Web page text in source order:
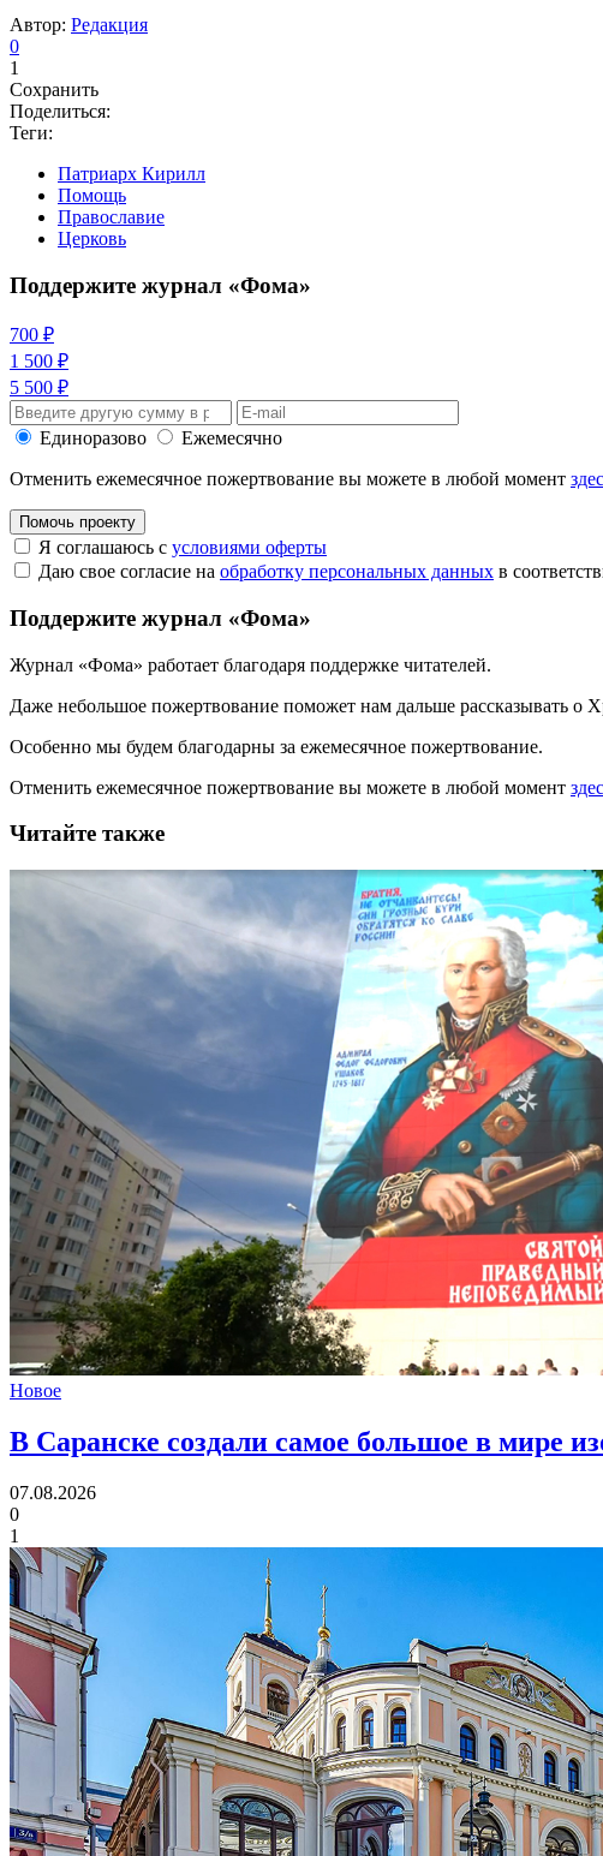
Автор: Редакция
0
1
Сохранить
Поделиться:
Теги:
Патриарх Кирилл
Помощь
Православие
Церковь
Поддержите журнал «Фома»
700 ₽
1 500 ₽
5 500 ₽
Единоразово
Ежемесячно
Отменить ежемесячное пожертвование вы можете в любой момент
Помочь проекту
Я соглашаюсь с условиями оферты
Даю свое согласие на обработку персональных данных в
Поддержите журнал «Фома»
Журнал «Фома» работает благодаря поддержке читателей.
Даже небольшое пожертвование поможет нам дальше рассказывать о
Особенно мы будем благодарны за ежемесячное пожертвование.
Отменить ежемесячное пожертвование вы можете в любой момент
Читайте также
Новое
В Саранске создали самое большое в мире
07.08.2026
0
1